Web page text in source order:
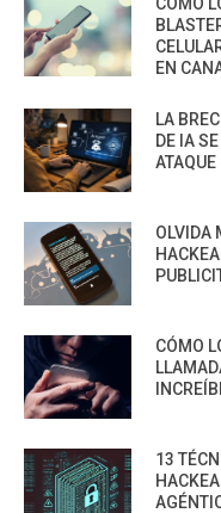
EN
LA
DE IA
OLVIDA
CÓMO
13